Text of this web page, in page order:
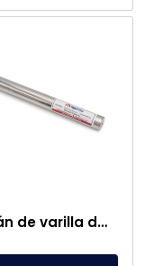
Imán de varilla de neodimio de Ø25×250 mm – Conexión hembra M8 en un lado